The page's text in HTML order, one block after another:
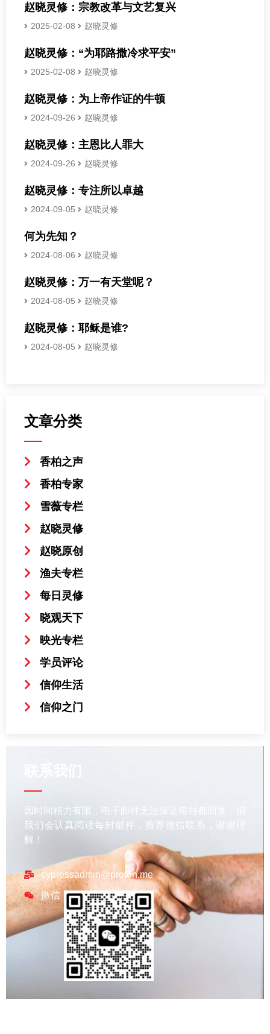
赵晓灵修：宗教改革与文艺复兴
2025-02-08 赵晓灵修
赵晓灵修：“为耶路撒冷求平安”
2025-02-08 赵晓灵修
赵晓灵修：为上帝作证的牛顿
2024-09-26 赵晓灵修
赵晓灵修：主恩比人罪大
2024-09-26 赵晓灵修
赵晓灵修：专注所以卓越
2024-09-05 赵晓灵修
何为先知？
2024-08-06 赵晓灵修
赵晓灵修：万一有天堂呢？
2024-08-05 赵晓灵修
赵晓灵修：耶稣是谁?
2024-08-05 赵晓灵修
文章分类
香柏之声
香柏专家
雪薇专栏
赵晓灵修
赵晓原创
渔夫专栏
每日灵修
晓观天下
映光专栏
学员评论
信仰生活
信仰之门
因时间精力有限，电子邮件无法保证每封都回复，但
我们会认真阅读每封邮件，推荐微信联系，谢谢理
解！
cypressadmin@proton.me
微信